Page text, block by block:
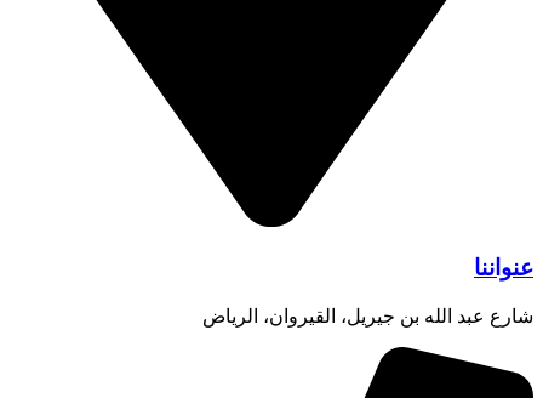
عنواننا
شارع عبد الله بن جيريل، القيروان، الرياض